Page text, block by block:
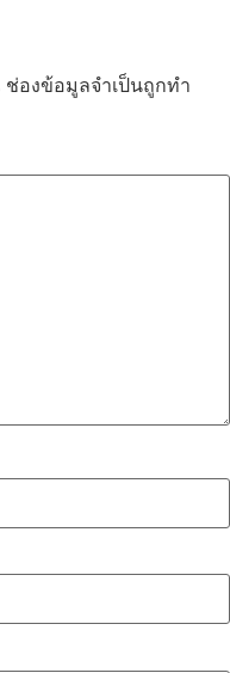
ช่องข้อมูลจำเป็นถูกทำ